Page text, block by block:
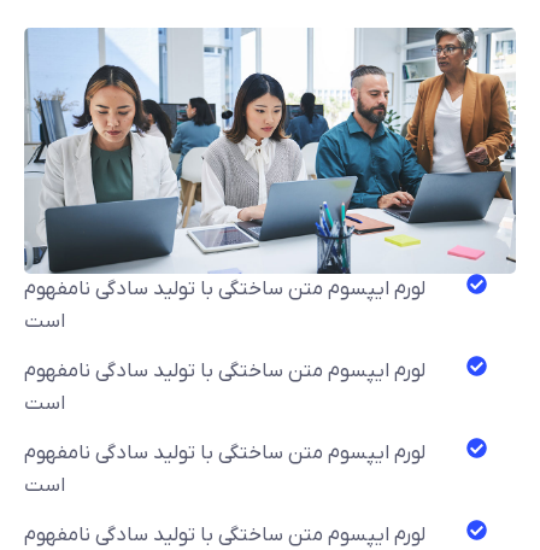
لورم ایپسوم متن ساختگی با تولید سادگی نامفهوم
است
لورم ایپسوم متن ساختگی با تولید سادگی نامفهوم
است
لورم ایپسوم متن ساختگی با تولید سادگی نامفهوم
است
لورم ایپسوم متن ساختگی با تولید سادگی نامفهوم